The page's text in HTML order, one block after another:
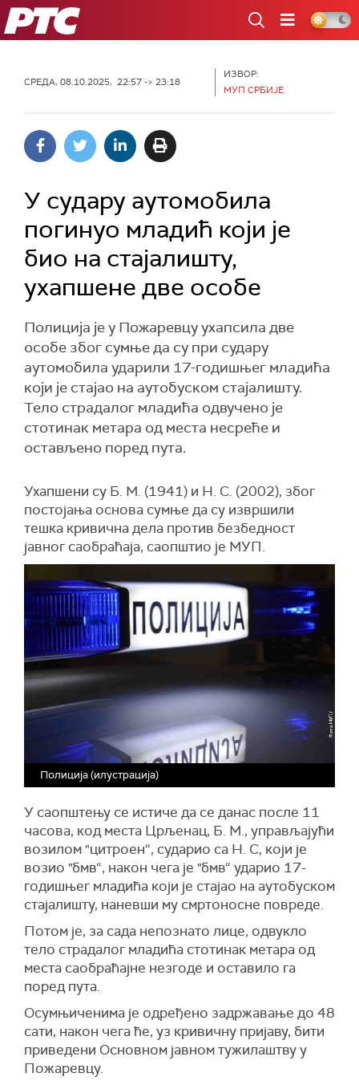
РТС
СРЕДА, 08.10.2025, 22:57 -> 23:18
ИЗВОР:
МУП СРБИЈЕ
У судару аутомобила
погинуо младић који је
био на стајалишту,
ухапшене две особе
Полиција је у Пожаревцу ухапсила две
особе због сумње да су при судару
аутомобила ударили 17-годишњег младића
који је стајао на аутобуском стајалишту.
Тело страдалог младића одвучено је
стотинак метара од места несреће и
остављено поред пута.
Ухапшени су Б. М. (1941) и Н. С. (2002), због
постојања основа сумње да су извршили
тешка кривична дела против безбедност
јавног саобраћаја, саопштио је МУП.
Полиција (илустрација)
У саопштењу се истиче да се данас после 11
часова, код места Црљенац, Б. М., управљајући
возилом "цитроен“, сударио са Н. С, који је
возио "бмв“, након чега је "бмв“ ударио 17-
годишњег младића који је стајао на аутобуском
стајалишту, наневши му смртоносне повреде.
Потом је, за сада непознато лице, одвукло
тело страдалог младића стотинак метара од
места саобраћајне незгоде и оставило га
поред пута.
Осумњиченима је одређено задржавање до 48
сати, након чега ће, уз кривичну пријаву, бити
приведени Основном јавном тужилаштву у
Пожаревцу.